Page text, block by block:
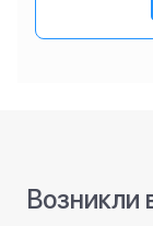
Возникли